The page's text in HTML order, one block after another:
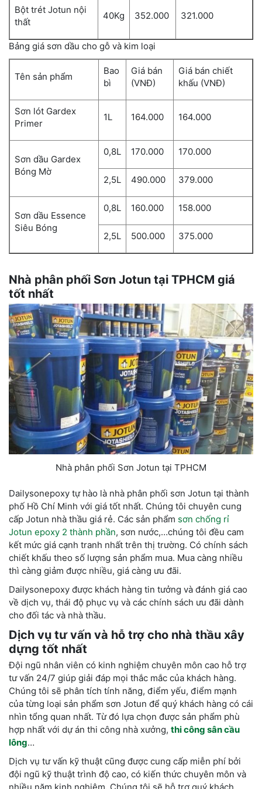
Bột trét Jotun nội
thất
40Kg 352.000 321.000
Bảng giá sơn dầu cho gỗ và kim loại
Tên sản phẩm
Bao
bì
Giá bán
(VNĐ)
Giá bán chiết
khấu (VNĐ)
Sơn lót Gardex
Primer
1L 164.000 164.000
Sơn dầu Gardex
Bóng Mờ
0,8L 170.000 170.000
2,5L 490.000 379.000
Sơn dầu Essence
Siêu Bóng
0,8L 160.000 158.000
2,5L 500.000 375.000
Nhà phân phối Sơn Jotun tại TPHCM giá
tốt nhất
Nhà phân phối Sơn Jotun tại TPHCM
Dailysonepoxy tự hào là nhà phân phối sơn Jotun tại thành
phố Hồ Chí Minh với giá tốt nhất. Chúng tôi chuyên cung
cấp Jotun nhà thầu giá rẻ. Các sản phẩm sơn chống rỉ
Jotun epoxy 2 thành phần, sơn nước,…chúng tôi đều cam
kết mức giá cạnh tranh nhất trên thị trường. Có chính sách
chiết khấu theo số lượng sản phẩm mua. Mua càng nhiều
thì càng giảm được nhiều, giá càng ưu đãi.
Dailysonepoxy được khách hàng tin tưởng và đánh giá cao
về dịch vụ, thái độ phục vụ và các chính sách ưu đãi dành
cho đối tác và nhà thầu.
Dịch vụ tư vấn và hỗ trợ cho nhà thầu xây
dựng tốt nhất
Đội ngũ nhân viên có kinh nghiệm chuyên môn cao hỗ trợ
tư vấn 24/7 giúp giải đáp mọi thắc mắc của khách hàng.
Chúng tôi sẽ phân tích tính năng, điểm yếu, điểm mạnh
của từng loại sản phẩm sơn Jotun để quý khách hàng có cái
nhìn tổng quan nhất. Từ đó lựa chọn được sản phẩm phù
hợp nhất với dự án thi công nhà xưởng, thi công sân cầu
lông…
Dịch vụ tư vấn kỹ thuật cũng được cung cấp miễn phí bởi
đội ngũ kỹ thuật trình độ cao, có kiến thức chuyên môn và